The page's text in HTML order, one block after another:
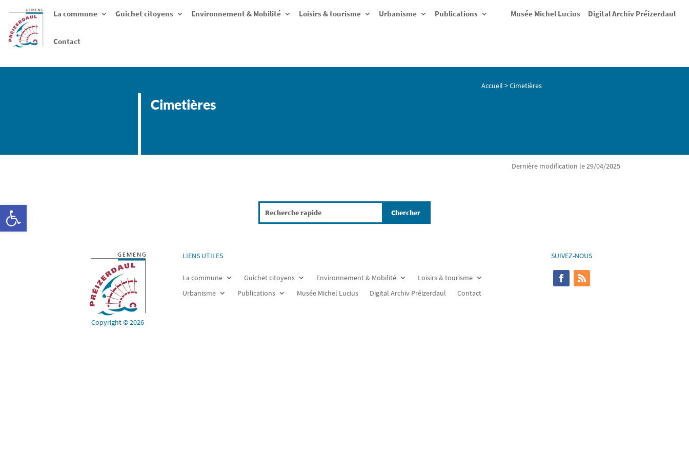
La commune Guichet citoyens Environnement & Mobilité Loisirs & tourisme Urbanisme Publications Musée Michel Lucius Digital Archiv Préizerdaul
Contact
Cimetières
Accueil >Cimetières
Dernière modification le 29/04/2025
Copyright © 2026
LIENS UTILES
La commune Guichet citoyens Environnement & Mobilité
Loisirs & tourisme
Urbanisme
Publications Musée Michel Lucius Digital Archiv Préizerdaul Contact
SUIVEZ-NOUS
Ouvrir la barre d’outils